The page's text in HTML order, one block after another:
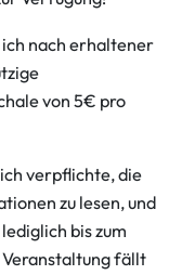
nach erhaltener
von 5€ pro
verpflichte, die
zu lesen, und
bis zum
Veranstaltung fällt